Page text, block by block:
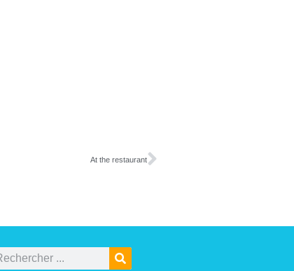
At the restaurant